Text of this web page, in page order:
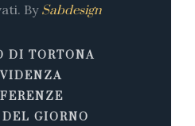
By Sabdesign
DI TORTONA
GIORNO